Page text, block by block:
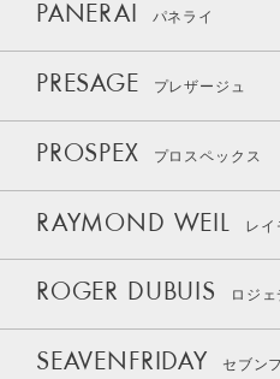
PANERAI パネライ
PRESAGE プレザージュ
PROSPEX プロスペックス
RAYMOND WEIL レイ
ROGER DUBUIS ロジ
SEAVENFRIDAY セブン